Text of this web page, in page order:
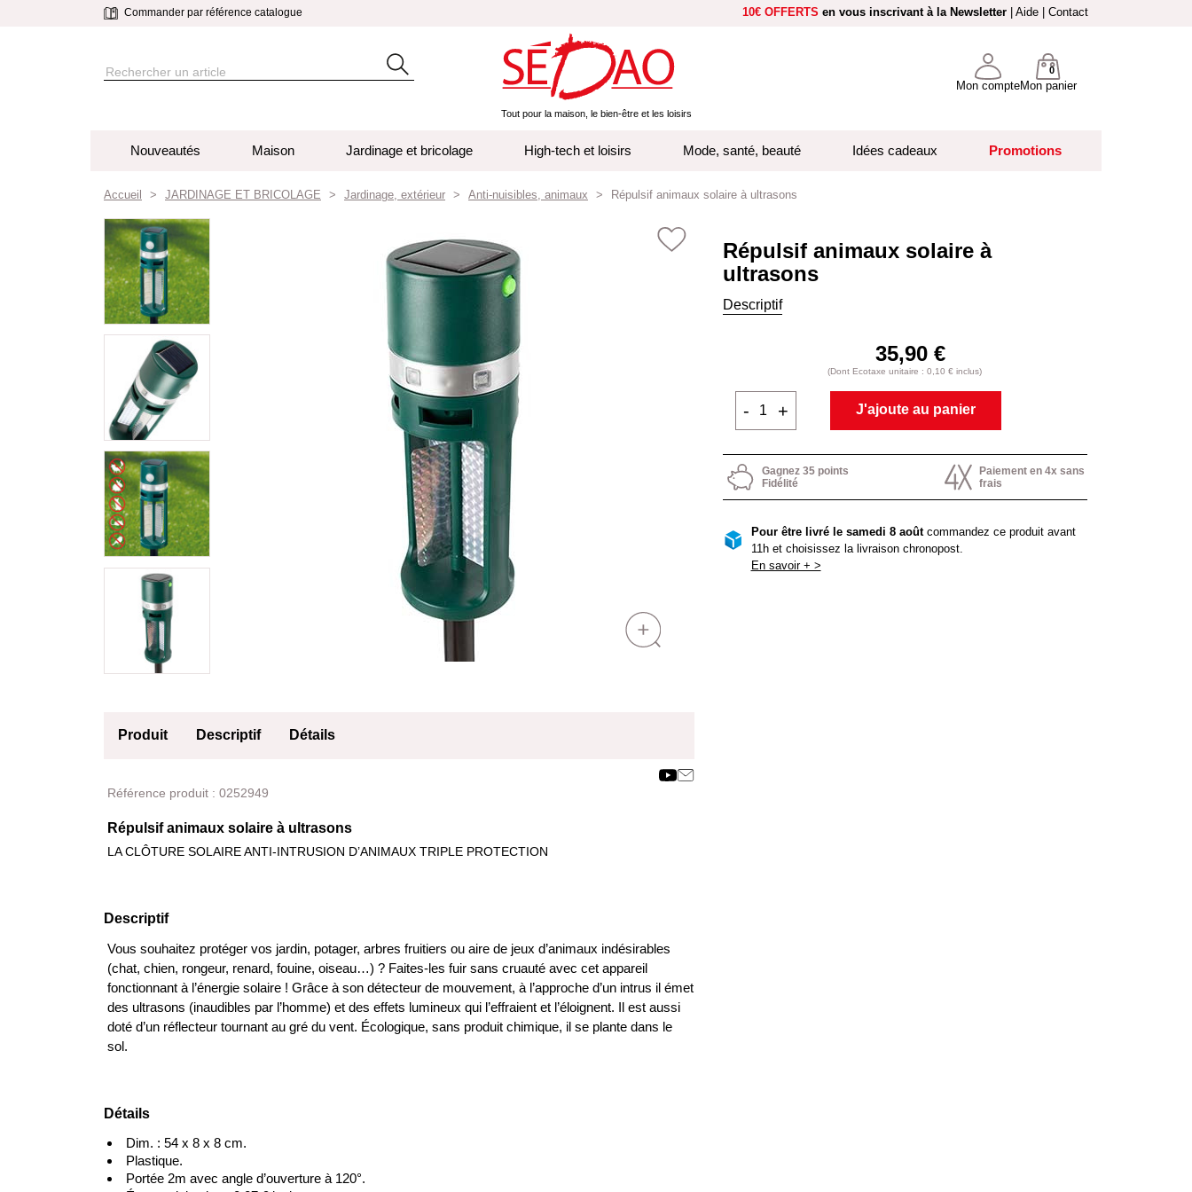
Commander par référence catalogue 10€ OFFERTS en vous inscrivant à la Newsletter Aide Contact
Tout pour la maison, le bien-être et les loisirs
Mon compteMon panier
0
Nouveautés Maison Jardinage et bricolage High-tech et loisirs Mode, santé, beauté Idées cadeaux Promotions
Accueil JARDINAGE ET BRICOLAGE Jardinage, extérieur Anti-nuisibles, animaux Répulsif animaux solaire à ultrasons
Répulsif animaux solaire à
ultrasons
Descriptif
35,90 €
(Dont Ecotaxe unitaire : 0,10 € inclus)
- + J'ajoute au panier
Gagnez 35 points
Fidélité
Paiement en 4x sans
frais
Pour être livré le samedi 8 aoûtcommandez ce produit avant
11h et choisissez la livraison chronopost.
En savoir + >
Produit Descriptif
Détails
Référence produit : 0252949
Répulsif animaux solaire à ultrasons
LA CLÔTURE SOLAIRE ANTI-INTRUSION D’ANIMAUX TRIPLE PROTECTION
Descriptif
Vous souhaitez protéger vos jardin, potager, arbres fruitiers ou aire de jeux d’animaux indésirables
(chat, chien, rongeur, renard, fouine, oiseau…) ? Faites-les fuir sans cruauté avec cet appareil
fonctionnant à l’énergie solaire ! Grâce à son détecteur de mouvement, à l’approche d’un intrus il émet
des ultrasons (inaudibles par l’homme) et des effets lumineux qui l’effraient et l’éloignent. Il est aussi
doté d’un réflecteur tournant au gré du vent. Écologique, sans produit chimique, il se plante dans le
sol.
Détails
Dim. : 54 x 8 x 8 cm.
Plastique.
Portée 2m avec angle d’ouverture à 120°.